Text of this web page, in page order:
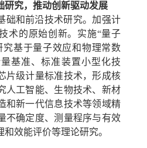
研究，推动创新驱动发展
础和前沿技术研究。加强计
术的原始创新。实施“量子
究基于量子效应和物理常数
基准、标准装置小型化技
片级计量标准技术，形成核
人工智能、生物技术、新材
和新一代信息技术等领域精
不确定度、测量程序与有效
效能评价等理论研究。